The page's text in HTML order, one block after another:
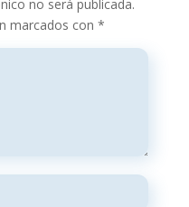
no será publicada.
marcados con *